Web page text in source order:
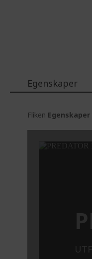
Egenskaper
Fliken Egenskaper